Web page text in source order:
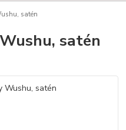
satén
satén